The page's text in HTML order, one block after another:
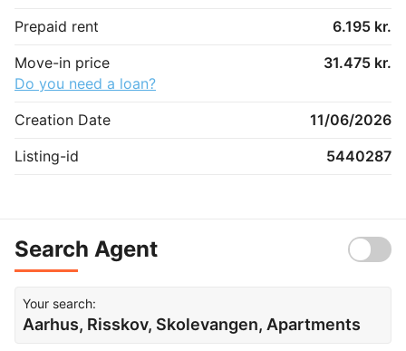
Prepaid rent
6.195 kr.
Move-in price
31.475 kr.
Do you need a loan?
Creation Date
11/06/2026
Listing-id
5440287
Search Agent
Your search:
Aarhus, Risskov, Skolevangen, Apartments